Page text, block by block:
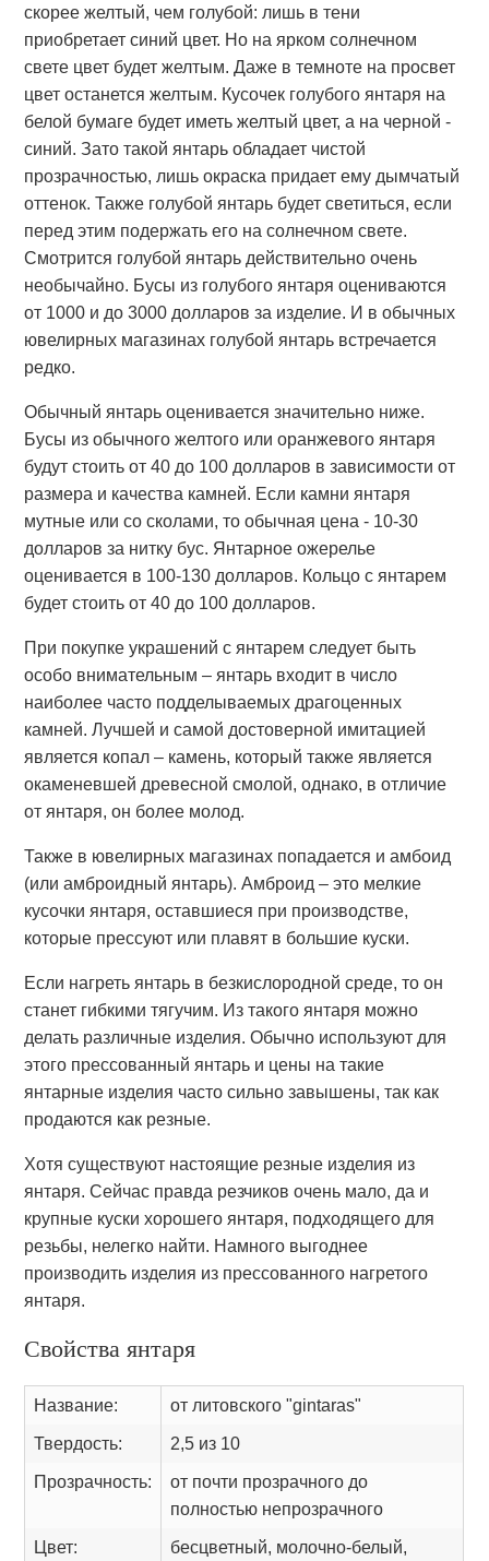
скорее желтый, чем голубой: лишь в тени
приобретает синий цвет. Но на ярком солнечном
свете цвет будет желтым. Даже в темноте на просвет
цвет останется желтым. Кусочек голубого янтаря на
белой бумаге будет иметь желтый цвет, а на черной -
синий. Зато такой янтарь обладает чистой
прозрачностью, лишь окраска придает ему дымчатый
оттенок. Также голубой янтарь будет светиться, если
перед этим подержать его на солнечном свете.
Смотрится голубой янтарь действительно очень
необычайно. Бусы из голубого янтаря оцениваются
от 1000 и до 3000 долларов за изделие. И в обычных
ювелирных магазинах голубой янтарь встречается
редко.
Обычный янтарь оценивается значительно ниже.
Бусы из обычного желтого или оранжевого янтаря
будут стоить от 40 до 100 долларов в зависимости от
размера и качества камней. Если камни янтаря
мутные или со сколами, то обычная цена - 10-30
долларов за нитку бус. Янтарное ожерелье
оценивается в 100-130 долларов. Кольцо с янтарем
будет стоить от 40 до 100 долларов.
При покупке украшений с янтарем следует быть
особо внимательным – янтарь входит в число
наиболее часто подделываемых драгоценных
камней. Лучшей и самой достоверной имитацией
является копал – камень, который также является
окаменевшей древесной смолой, однако, в отличие
от янтаря, он более молод.
Также в ювелирных магазинах попадается и амбоид
(или амброидный янтарь). Амброид – это мелкие
кусочки янтаря, оставшиеся при производстве,
которые прессуют или плавят в большие куски.
Если нагреть янтарь в безкислородной среде, то он
станет гибкими тягучим. Из такого янтаря можно
делать различные изделия. Обычно используют для
этого прессованный янтарь и цены на такие
янтарные изделия часто сильно завышены, так как
продаются как резные.
Хотя существуют настоящие резные изделия из
янтаря. Сейчас правда резчиков очень мало, да и
крупные куски хорошего янтаря, подходящего для
резьбы, нелегко найти. Намного выгоднее
производить изделия из прессованного нагретого
янтаря.
Свойства янтаря
Название: от литовского "gintaras"
Твердость: 2,5 из 10
Прозрачность:
от почти прозрачного до
полностью непрозрачного
Цвет:
бесцветный, молочно-белый,